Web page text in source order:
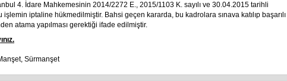
4. İdare Mahkemesinin 2014/2272 E., 2015/1103 K. sayılı ve 30.04.2015 tarihli
işlemin iptaline hükmedilmiştir. Bahsi geçen kararda, bu kadrolara sınava katılıp başarılı
atama yapılması gerektiği ifade edilmiştir.
, Sürmanşet